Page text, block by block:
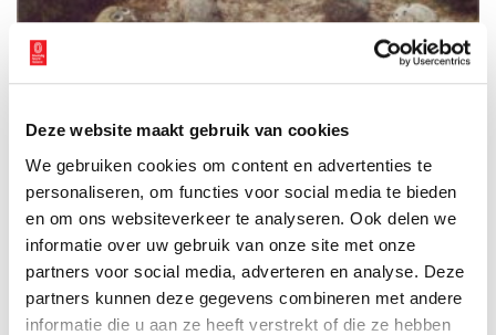
Deze website maakt gebruik van cookies
We gebruiken cookies om content en advertenties te
personaliseren, om functies voor social media te bieden
en om ons websiteverkeer te analyseren. Ook delen we
informatie over uw gebruik van onze site met onze
partners voor social media, adverteren en analyse. Deze
partners kunnen deze gegevens combineren met andere
informatie die u aan ze heeft verstrekt of die ze hebben
Oostelijk van het dorp De Waal op Texel lag eeuwenlang een
heuvel die in de volksmond Sommeltjesberg werd genoemd.
De plaatselijke bevolking was ervan overtuigd dat er in de
heuvel Sommeltjes woonden, een soort geesten of
aardmannetjes. Deze Sommeltjes dansten in het maanlicht op
de berg. Daar maakte men elkaar graag bang mee. De
Sommeltjes stalen ook metalen voorwerpen en verstopten die
in de berg.